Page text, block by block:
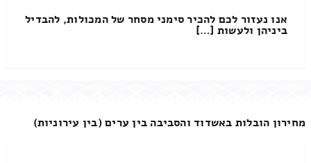
אנו נעזור לכם להכיר סימני מסחר של המכולות, להבדיל
ביניהן ולעשות […]
מחירון הובלות באשדוד והסביבה בין ערים (בין עירוניות)